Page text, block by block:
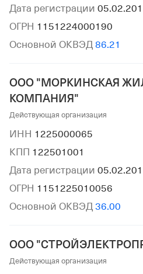
Дата регистрации
ОГРН 1151224000190
Основной ОКВЭД 86.21
ООО "МОРКИНСКАЯ
КОМПАНИЯ"
Действующая организация
ИНН 1225000065
КПП 122501001
Дата регистрации
ОГРН 1151225010056
Основной ОКВЭД 36.00
ООО
Действующая организация